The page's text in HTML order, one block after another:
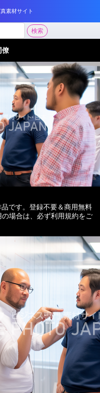
素材サイト
検索
僚
です。登録不要＆商用無料
場合は、必ず利用規約をご